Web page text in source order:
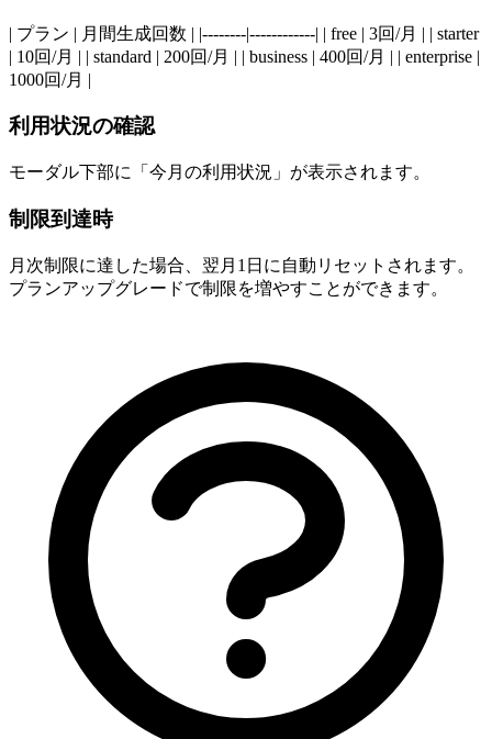
| プラン | 月間生成回数 | |--------|------------| | free | 3回/月 | | starter
| 10回/月 | | standard | 200回/月 | | business | 400回/月 | | enterprise |
1000回/月 |
利用状況の確認
モーダル下部に「今月の利用状況」が表示されます。
制限到達時
月次制限に達した場合、翌月1日に自動リセットされます。
プランアップグレードで制限を増やすことができます。